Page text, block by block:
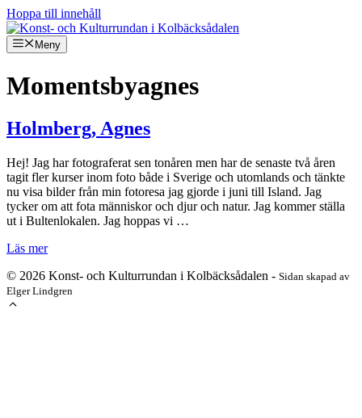
Hoppa till innehåll
Meny
Momentsbyagnes
Holmberg, Agnes
Hej! Jag har fotograferat sen tonåren men har de senaste två åren
tagit fler kurser inom foto både i Sverige och utomlands och tänkte
nu visa bilder från min fotoresa jag gjorde i juni till Island. Jag
tycker om att fota människor och djur och natur. Jag kommer ställa
ut i Bultenlokalen. Jag hoppas vi …
Läs mer
© 2026 Konst- och Kulturrundan i Kolbäcksådalen - Sidan skapad av
Elger Lindgren